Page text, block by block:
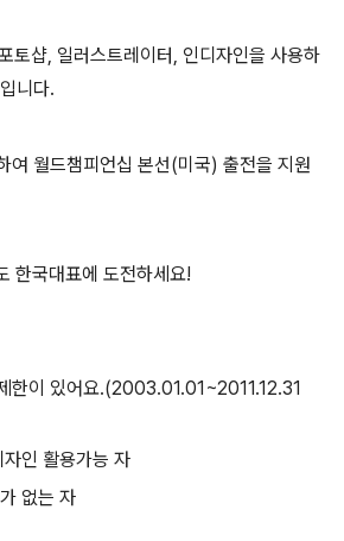
토샵, 일러스트레이터, 인디자인을 사용하
니다.
여 월드챔피언십 본선(미국) 출전을 지원
한국대표에 도전하세요!
한이 있어요.(2003.01.01~2011.12.31
자인 활용가능 자
없는 자